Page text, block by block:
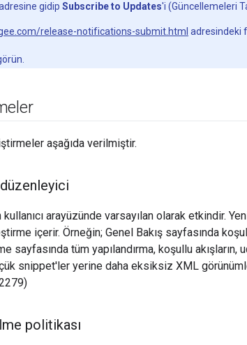
gidip Subscribe to Updates'i (Güncellemeleri
release-notifications-submit.html adresindeki
aşağıda verilmiştir.
arayüzünde varsayılan olarak etkindir.
içerir. Örneğin; Genel Bakış sayfasında
sayfasında tüm yapılandırma, koşullu akışların,
snippet'ler yerine daha eksiksiz XML
politikası